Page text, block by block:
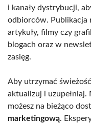
i kanały dystrybucji,
odbiorców. Publikacja
artykuły, filmy czy
blogach oraz w
zasięg.
Aby utrzymać
aktualizuj i
możesz na bieżąco
marketingową.